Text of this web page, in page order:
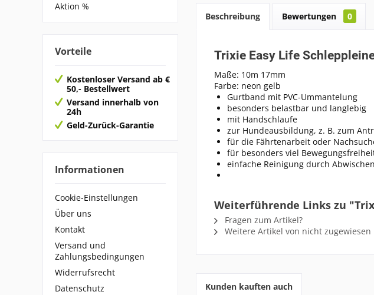
Aktion %
Vorteile
Kostenloser Versand ab €
50,- Bestellwert
Versand innerhalb von
24h
Geld-Zurück-Garantie
Informationen
Cookie-Einstellungen
Über uns
Kontakt
Versand und
Zahlungsbedingungen
Widerrufsrecht
Datenschutz
Beschreibung Bewertungen 0
Trixie Easy Life
Maße: 10m 17mm
Farbe: neon gelb
Gurtband mit PVC-Ummantelung
besonders belastbar und langlebig
mit Handschlaufe
zur Hundeausbildung, z. B. zum
für die Fährtenarbeit oder
für besonders viel
einfache Reinigung durch Abwischen
Weiterführende Links zu
Fragen zum Artikel?
Weitere Artikel von nicht zugewiesen
Kunden kauften auch